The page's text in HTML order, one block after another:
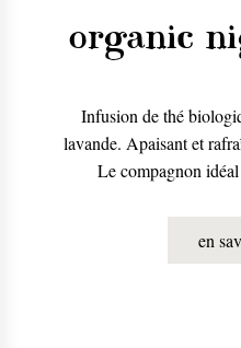
organic
Infusion de thé
lavande. Apaisant et
Le compagnon
en